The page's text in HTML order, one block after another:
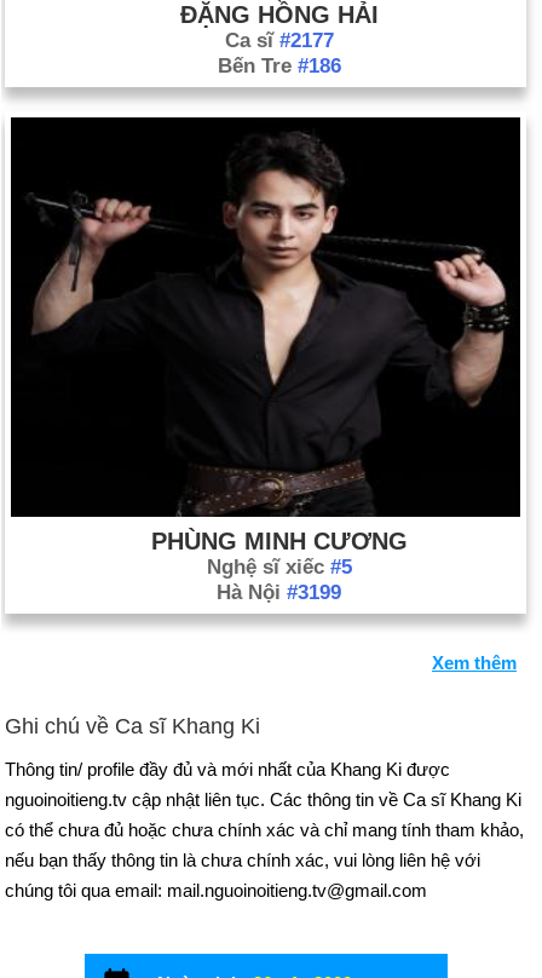
ĐẶNG HỒNG HẢI
Ca sĩ #2177
Bến Tre #186
PHÙNG MINH CƯƠNG
Nghệ sĩ xiếc #5
Hà Nội #3199
Xem thêm
Ghi chú về Ca sĩ Khang Ki
Thông tin/ profile đầy đủ và mới nhất của Khang Ki được
nguoinoitieng.tv cập nhật liên tục. Các thông tin về Ca sĩ Khang Ki
có thể chưa đủ hoặc chưa chính xác và chỉ mang tính tham khảo,
nếu bạn thấy thông tin là chưa chính xác, vui lòng liên hệ với
chúng tôi qua email: mail.nguoinoitieng.tv@gmail.com